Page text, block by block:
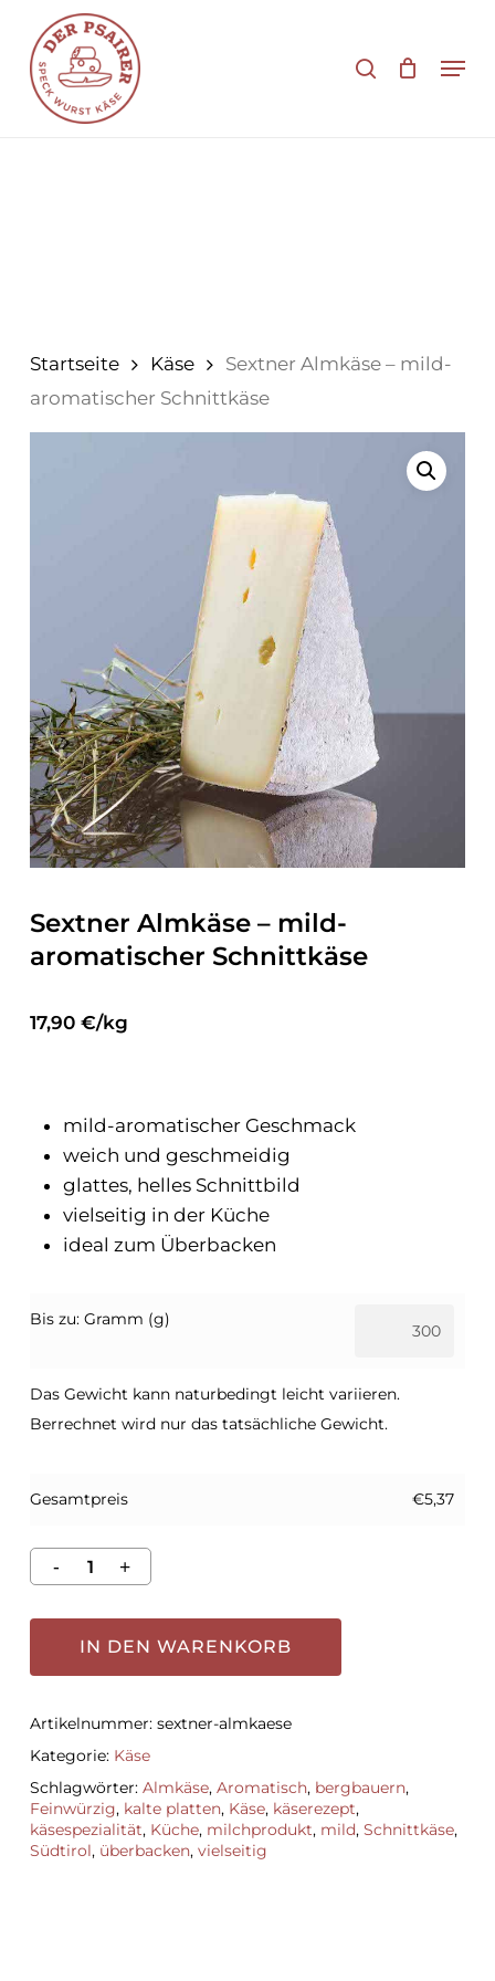
Hauptinhalt
springen
Startseite Käse
Sextner Almkäse – mild-
aromatischer Schnittkäse
Sextner Almkäse – mild-
aromatischer Schnittkäse
17,90 €/kg
mild-aromatischer Geschmack
weich und geschmeidig
glattes, helles Schnittbild
vielseitig in der Küche
ideal zum Überbacken
Bis zu: Gramm (g)
Das Gewicht kann naturbedingt leicht variieren.
Berrechnet wird nur das tatsächliche Gewicht.
Gesamtpreis €5,37
IN DEN WARENKORB
Artikelnummer: sextner-almkaese
Kategorie: Käse
Schlagwörter: Almkäse, Aromatisch, bergbauern,
Feinwürzig, kalte platten, Käse, käserezept,
käsespezialität, Küche, milchprodukt, mild, Schnittkäse,
Südtirol, überbacken, vielseitig